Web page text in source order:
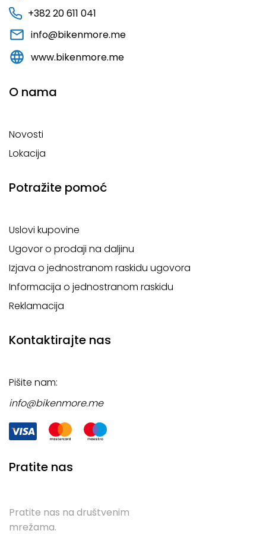
+382 20 611 041
info@bikenmore.me
www.bikenmore.me
O nama
Novosti
Lokacija
Potražite pomoć
Uslovi kupovine
Ugovor o prodaji na daljinu
Izjava o jednostranom raskidu ugovora
Informacija o jednostranom raskidu
Reklamacija
Kontaktirajte nas
Pišite nam:
info@bikenmore.me
Pratite nas
Pratite nas na društvenim
mrežama.